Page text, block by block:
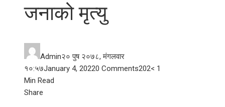
जनाको मृत्यु
Admin२० पुष २०७८, मंगलवार
१०:५७January 4, 20220 Comments202< 1
Min Read
Facebook
Twitter
LinkedIn
Pinterest
Stumbleupon
Email
Share